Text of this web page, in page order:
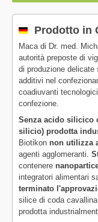
Prodotto in
Maca di Dr. med.
autorità preposte di
di produzione delicate
additivi nel
coadiuvanti
confezione.
Senza acido silicico
silicio) prodotta
Biotikon non utilizza
agenti agglomeranti.
contenere
integratori alimentari
terminato
silice di coda
prodotta